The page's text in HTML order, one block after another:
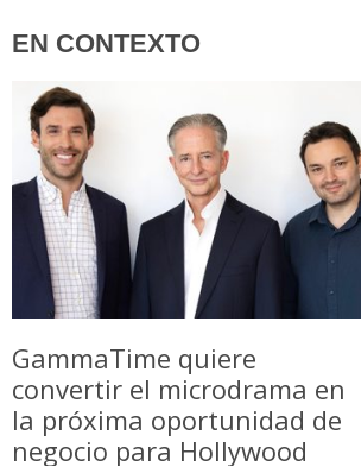
EN CONTEXTO
GammaTime quiere
convertir el microdrama en
la próxima oportunidad de
negocio para Hollywood